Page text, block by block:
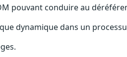
pouvant conduire au
dynamique dans un